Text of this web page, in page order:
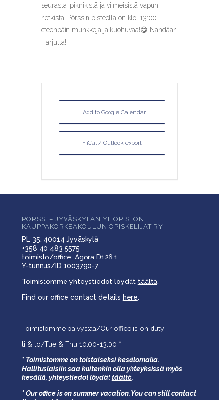
seurasta, piknikistä ja viimeisistä vapun
hetkistä. Pörssin pisteellä on klo. 13:00
eteenpäin munkkeja ja kuohuvaa!😋 Nähdään
Harjulla!
+ Add to Google Calendar
+ iCal / Outlook export
PÖRSSI – JYVÄSKYLÄN YLIOPISTON
KAUPPAKORKEAKOULUN OPISKELIJAT RY
PL 35, 40014 Jyväskylä
+358 40 483 5575
toimisto/office: Agora D126.1
Y-tunnus/ID 1003790-7
Toimistomme yhteystiedot löydät täältä.
Find our office contact details here.
Toimistomme päivystää/Our office is on duty:
ti & to/Tue & Thu 10.00-13.00 *
* Toimistomme on toistaiseksi kesälomalla.
Hallituslaisiin saa kuitenkin olla yhteyksissä myös
kesällä, yhteystiedot löydättäältä.
* Our office is on summer vacation. You can still contact